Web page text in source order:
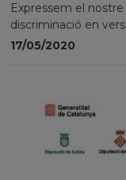
Expressem el
discriminació en vers
17/05/2020